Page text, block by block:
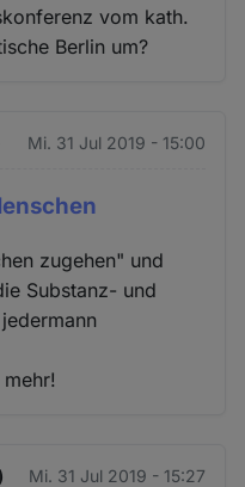
vom kath.
Berlin um?
Mi. 31 Jul 2019 - 15:00
zugehen" und
Substanz- und
Mi. 31 Jul 2019 - 15:27